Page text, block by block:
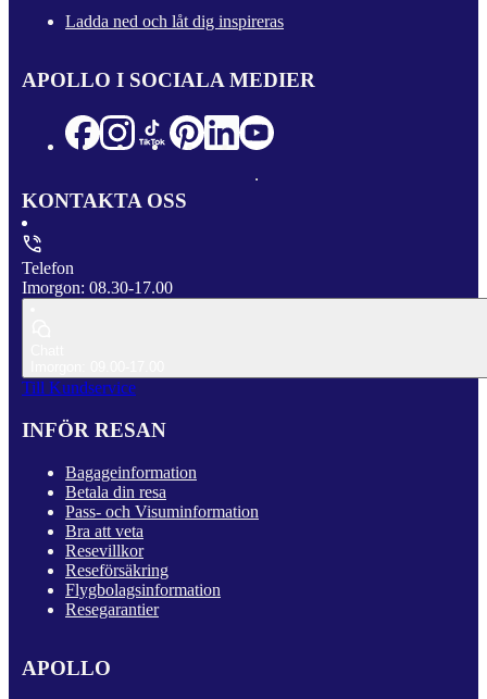
Ladda ned och låt dig inspireras
APOLLO I SOCIALA MEDIER
KONTAKTA OSS
Telefon
Imorgon: 08.30-17.00
Till Kundservice
INFÖR RESAN
Bagageinformation
Betala din resa
Pass- och Visuminformation
Bra att veta
Resevillkor
Reseförsäkring
Flygbolagsinformation
Resegarantier
APOLLO